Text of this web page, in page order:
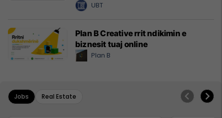
UBT
Plan B Creative rrit ndikimin e
biznesit tuaj online
Plan B
Jobs Real Estate